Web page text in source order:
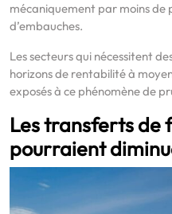
mécaniquement par moins de
d’embauches.
Les secteurs qui nécessitent
horizons de rentabilité à
exposés à ce phénomène de
Les transferts de
pourraient